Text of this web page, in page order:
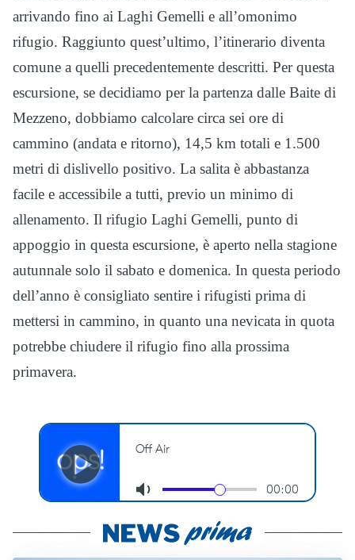
arrivando fino ai Laghi Gemelli e all’omonimo
rifugio. Raggiunto quest’ultimo, l’itinerario diventa
comune a quelli precedentemente descritti. Per questa
escursione, se decidiamo per la partenza dalle Baite di
Mezzeno, dobbiamo calcolare circa sei ore di
cammino (andata e ritorno), 14,5 km totali e 1.500
metri di dislivello positivo. La salita è abbastanza
facile e accessibile a tutti, previo un minimo di
allenamento. Il rifugio Laghi Gemelli, punto di
appoggio in questa escursione, è aperto nella stagione
autunnale solo il sabato e domenica. In questa periodo
dell’anno è consigliato sentire i rifugisti prima di
mettersi in cammino, in quanto una nevicata in quota
potrebbe chiudere il rifugio fino alla prossima
primavera.